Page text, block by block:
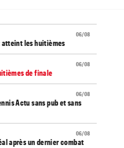
06/08
les huitièmes
06/08
de finale
06/08
Actu sans pub et sans
06/08
après un dernier combat